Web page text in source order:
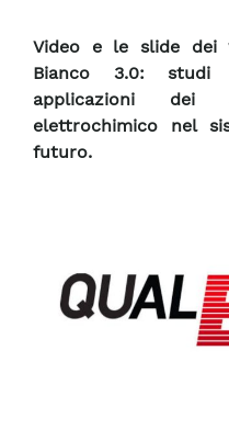
Video e le slide dei
Bianco 3.0: studi
applicazioni dei
elettrochimico nel
futuro.